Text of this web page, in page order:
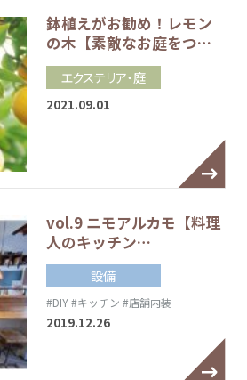
鉢植えがお勧め！レモン
の木【素敵なお庭をつ…
エクステリア・庭
2021.09.01
vol.9 ニモアルカモ【料理
人のキッチン…
設備
#DIY#キッチン #店舗内装
2019.12.26